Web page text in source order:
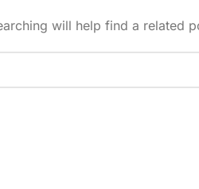
will help find a related